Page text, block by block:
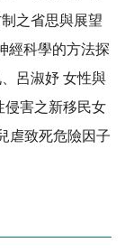
之省思與展望
經科學的方法探
呂淑妤 女性與
侵害之新移民女
虐致死危險因子